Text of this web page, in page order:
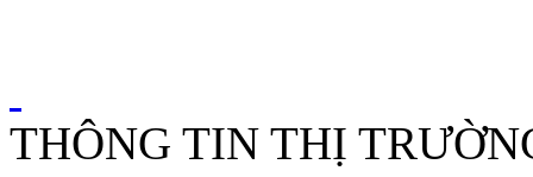
Hướng dẫn các nội
dung chính sách
THÔNG TIN THỊ